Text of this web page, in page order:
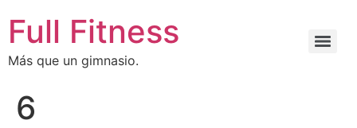
Full Fitness
Más que un gimnasio.
6